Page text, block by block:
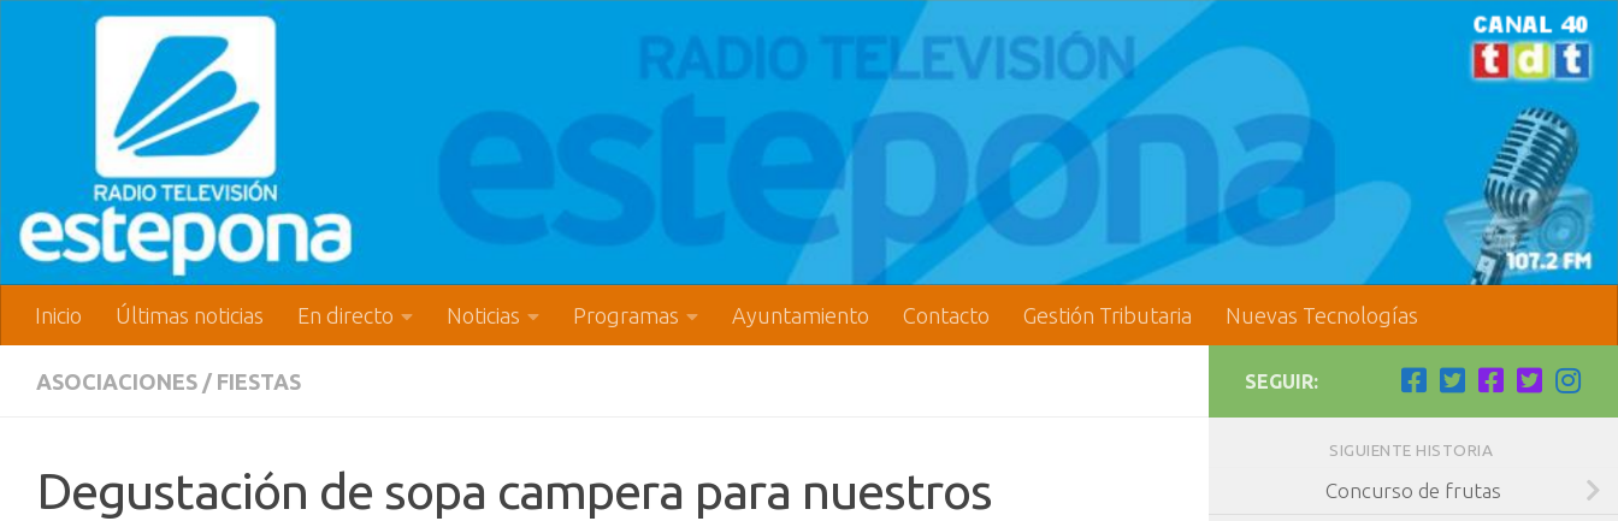
Inicio Últimas noticias En directo Noticias Programas Ayuntamiento Contacto Gestión Tributaria Nuevas Tecnologías
ASOCIACIONES / FIESTAS
Degustación de sopa campera para nuestros
SEGUIR:
SIGUIENTE HISTORIA
Concurso de frutas